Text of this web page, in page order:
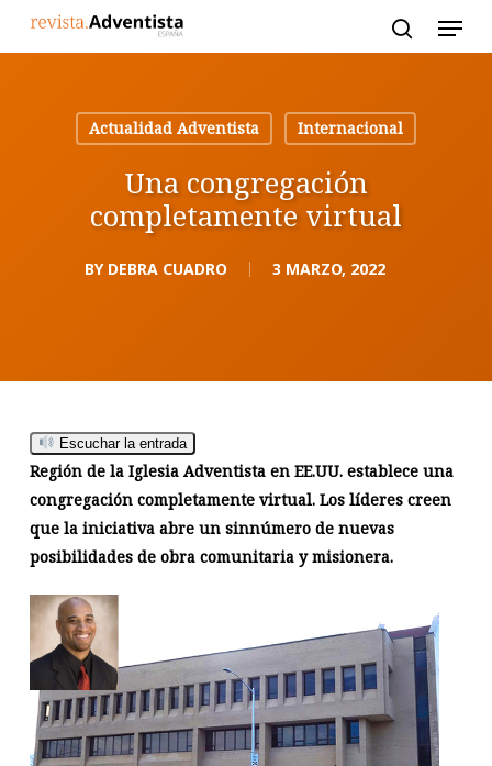
Actualidad Adventista
Internacional
Una congregación
completamente virtual
BY DEBRA CUADRO 3 MARZO, 2022
Escuchar la entrada
Región de la Iglesia Adventista en EE.UU. establece una
congregación completamente virtual. Los líderes creen
que la iniciativa abre un sinnúmero de nuevas
posibilidades de obra comunitaria y misionera.